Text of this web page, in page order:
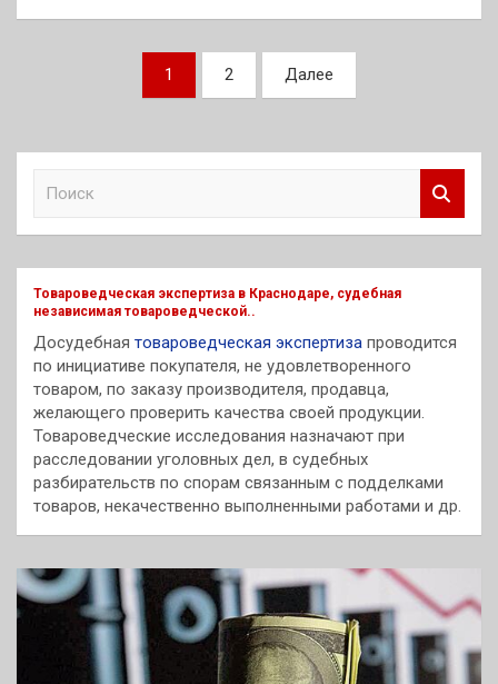
1 2 Далее
к
Товароведческая экспертиза в Краснодаре, судебная
независимая товароведческой..
Досудебная товароведческая экспертиза проводится
по инициативе покупателя, не удовлетворенного
товаром, по заказу производителя, продавца,
желающего проверить качества своей продукции.
Товароведческие исследования назначают при
расследовании уголовных дел, в судебных
разбирательств по спорам связанным с подделками
товаров, некачественно выполненными работами и др.